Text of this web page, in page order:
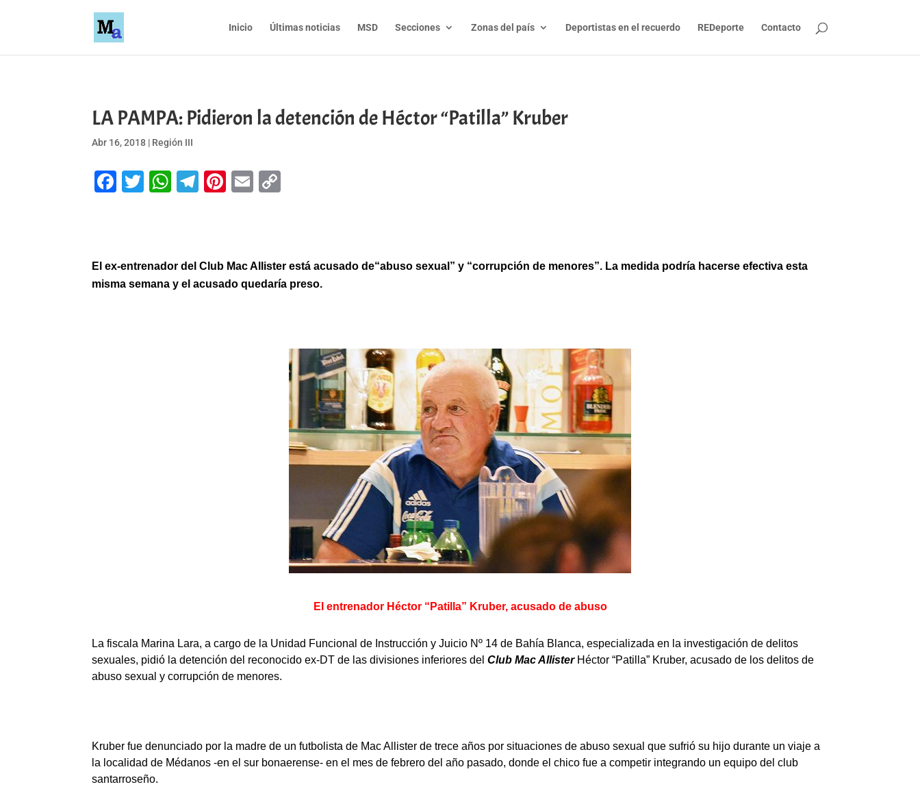
Inicio Últimas noticias MSD Secciones Zonas del país Deportistas en el recuerdo REDeporte Contacto
LA PAMPA: Pidieron la detención de Héctor “Patilla” Kruber
Abr 16, 2018 | Región III
Facebook
Twitter
WhatsApp
Telegram
Pinterest
Email
El ex-entrenador del Club Mac Allister está acusado de“abuso sexual” y “corrupción de menores”. La medida podría hacerse efectiva esta
misma semana y el acusado quedaría preso.
El entrenador Héctor “Patilla” Kruber, acusado de abuso
La fiscala Marina Lara, a cargo de la Unidad Funcional de Instrucción y Juicio Nº 14 de Bahía Blanca, especializada en la investigación de delitos
sexuales, pidió la detención del reconocido ex-DT de las divisiones inferiores delClub Mac AllisterHéctor “Patilla” Kruber, acusado de los delitos de
abuso sexual y corrupción de menores.
Kruber fue denunciado por la madre de un futbolista de Mac Allister de trece años por situaciones de abuso sexual que sufrió su hijo durante un viaje a
la localidad de Médanos -en el sur bonaerense- en el mes de febrero del año pasado, donde el chico fue a competir integrando un equipo del club
santarroseño.